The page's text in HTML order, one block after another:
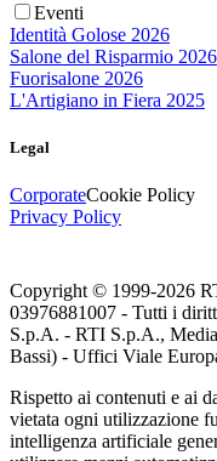
Eventi
Identità Golose 2026
Salone del Risparmio 2026
Fuorisalone 2026
L'Artigiano in Fiera 2025
Legal
CorporateCookie Policy
Privacy Policy
Copyright © 1999-2026
03976881007 - Tutti i
S.p.A. - RTI S.p.A.,
Bassi) - Uffici Viale
Rispetto ai contenuti e ai
vietata ogni utilizzazione
intelligenza artificiale